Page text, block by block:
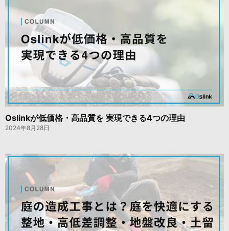
Oslinkが低価格・高品質を 実現できる4つの理由
2024年8月28日